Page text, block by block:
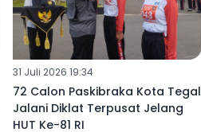
31 Juli 2026 19:34
72 Calon Paskibraka Kota Tegal
Jalani Diklat Terpusat Jelang
HUT Ke-81 RI